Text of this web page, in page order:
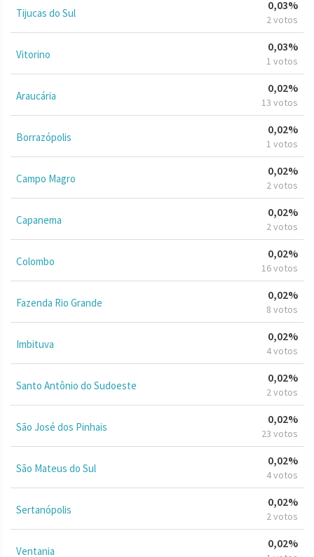
Tijucas do Sul
0,03%
2 votos
Vitorino
0,03%
1 votos
Araucária
0,02%
13 votos
Borrazópolis
0,02%
1 votos
Campo Magro
0,02%
2 votos
Capanema
0,02%
2 votos
Colombo
0,02%
16 votos
Fazenda Rio Grande
0,02%
8 votos
Imbituva
0,02%
4 votos
Santo Antônio do Sudoeste
0,02%
2 votos
São José dos Pinhais
0,02%
23 votos
São Mateus do Sul
0,02%
4 votos
Sertanópolis
0,02%
2 votos
Ventania
0,02%